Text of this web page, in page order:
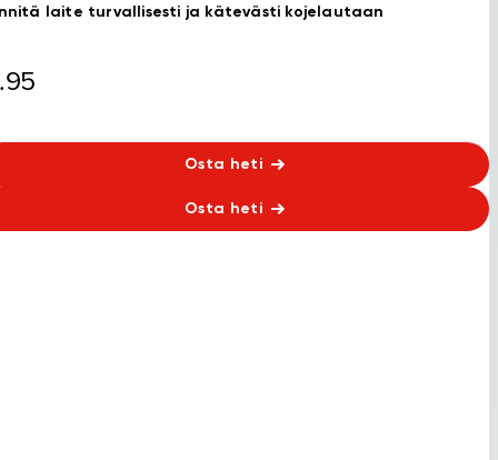
laite turvallisesti ja kätevästi kojelautaan
Osta heti
Osta heti